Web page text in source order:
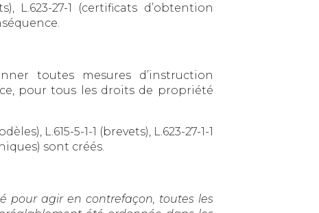
L.623-27-1 (certificats d’obtention
toutes mesures d’instruction
pour tous les droits de propriété
L.615-5-1-1 (brevets), L.623-27-1-1
sont créés.
pour agir en contrefaçon, toutes les